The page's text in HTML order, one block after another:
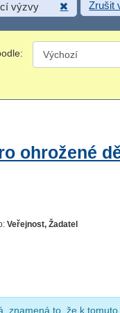
výzvy Zrušit
ohrožené
Veřejnost, Žadatel
znamená to, že k